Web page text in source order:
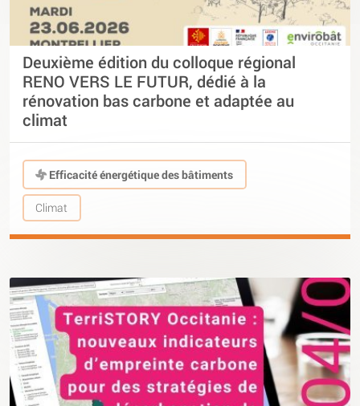
Deuxième édition du colloque régional
RENO VERS LE FUTUR, dédié à la
rénovation bas carbone et adaptée au
climat
Efficacité énergétique des bâtiments
Climat